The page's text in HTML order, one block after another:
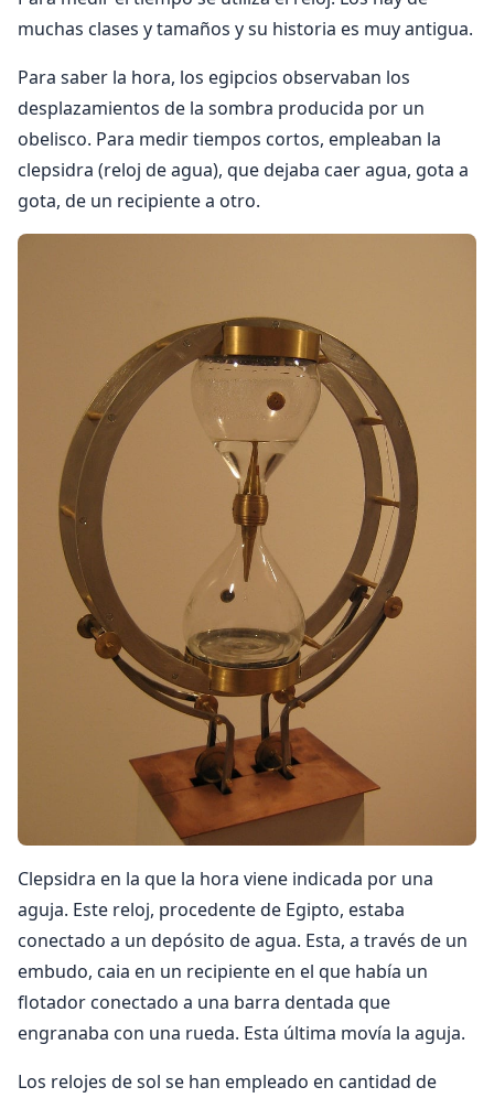
muchas clases y tamaños y su historia es muy antigua.
Para saber la hora, los egipcios observaban los
desplazamientos de la sombra producida por un
obelisco. Para medir tiempos cortos, empleaban la
clepsidra (reloj de agua), que dejaba caer agua, gota a
gota, de un recipiente a otro.
Clepsidra en la que la hora viene indicada por una
aguja. Este reloj, procedente de Egipto, estaba
conectado a un depósito de agua. Esta, a través de un
embudo, caia en un recipiente en el que había un
flotador conectado a una barra dentada que
engranaba con una rueda. Esta última movía la aguja.
Los relojes de sol se han empleado en cantidad de